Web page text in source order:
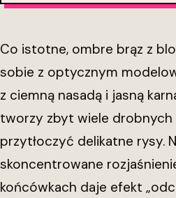
Co istotne, ombre brąz z
sobie z optycznym
z ciemną nasadą i jasną
tworzy zbyt wiele drobnych
przytłoczyć delikatne rysy.
skoncentrowane
końcówkach daje efekt